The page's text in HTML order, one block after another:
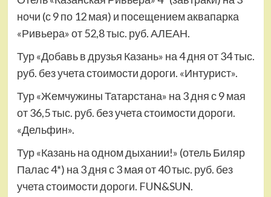
ночи (с 9 по 12 мая) и посещением аквапарка
«Ривьера» от 52,8 тыс. руб. АЛЕАН.
Тур «Добавь в друзья Казань» на 4 дня от 34 тыс.
руб. без учета стоимости дороги. «Интурист».
Тур «Жемчужины Татарстана» на 3 дня с 9 мая
от 36,5 тыс. руб. без учета стоимости дороги.
«Дельфин».
Тур «Казань на одном дыхании!» (отель Биляр
Палас 4*) на 3 дня с 3 мая от 40 тыс. руб. без
учета стоимости дороги. FUN&SUN.